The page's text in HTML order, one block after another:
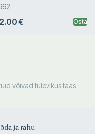
€ Osta
võivad tulevikus taas
ja rahu